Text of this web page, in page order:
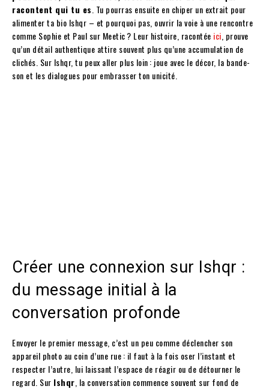
racontent qui tu es . Tu pourras ensuite en chiper un extrait pour
alimenter ta bio Ishqr – et pourquoi pas, ouvrir la voie à une rencontre
comme Sophie et Paul sur Meetic ? Leur histoire, racontée ici , prouve
qu’un détail authentique attire souvent plus qu’une accumulation de
clichés. Sur Ishqr, tu peux aller plus loin : joue avec le décor, la bande-
son et les dialogues pour embrasser ton unicité.
Créer une connexion sur Ishqr :
du message initial à la
conversation profonde
Envoyer le premier message, c’est un peu comme déclencher son
appareil photo au coin d’une rue : il faut à la fois oser l’instant et
respecter l’autre, lui laissant l’espace de réagir ou de détourner le
regard. Sur Ishqr , la conversation commence souvent sur fond de